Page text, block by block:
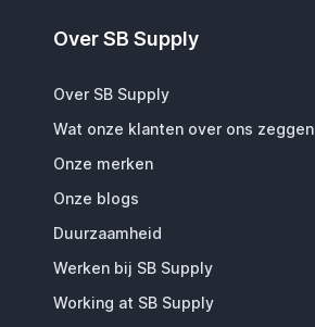
Over SB Supply
Over SB Supply
Wat onze klanten over ons zeggen
Onze merken
Onze blogs
Duurzaamheid
Werken bij SB Supply
Working at SB Supply